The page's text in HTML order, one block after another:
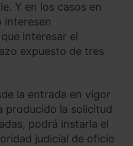
Y en los casos en
interesen
interesar el
expuesto de tres
la entrada en vigor
producido la solicitud
podrá instarla el
judicial de oficio